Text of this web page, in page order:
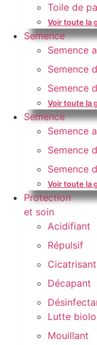
Toile de
Voir toute la
Semence
Semence
Semence
Semence
Voir toute la
Semence
Semence
Semence
Semence
Voir toute la
Protection
et soin
Acidifiant
Répulsif
Cicatrisant
Décapant
Lutte
Mouillant